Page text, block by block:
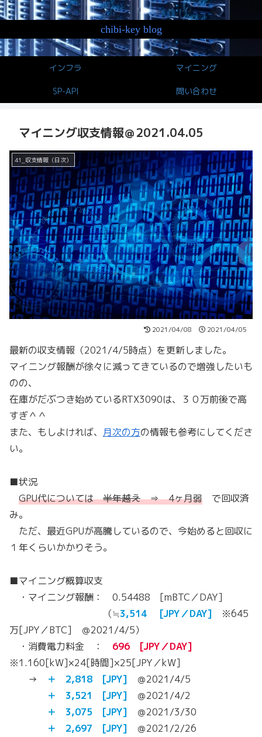
chibi-key blog
インフラ マイニング
SP-API 問い合わせ
マイニング収支情報＠2021.04.05
41_収支情報（日次）
2021/04/08 2021/04/05
最新の収支情報（2021/4/5時点）を更新しました。
マイニング報酬が徐々に減ってきているので増強したいも
のの、
在庫がだぶつき始めているRTX3090は、３０万前後で高
すぎ＾＾
また、もしよければ、 月次の方の情報も参考にしてくださ
い。
■状況
GPU代については半年越え⇒ 4ヶ月弱 で回収済
み。
ただ、最近GPUが高騰しているので、今始めると回収に
１年くらいかかりそう。
■マイニング概算収支
・マイニング報酬： 0.54488 [mBTC／DAY]
（≒3,514 [JPY／DAY] ※645
万[JPY／BTC] ＠2021/4/5）
・消費電力料金 ： 696 [JPY／DAY]
※1.160[kW]×24[時間]×25[JPY／kW]
→
＋ 2,818 [JPY] ＠2021/4/5
＋ 3,521 [JPY] ＠2021/4/2
＋ 3,075 [JPY] ＠2021/3/30
＋ 2,697 [JPY] ＠2021/2/26